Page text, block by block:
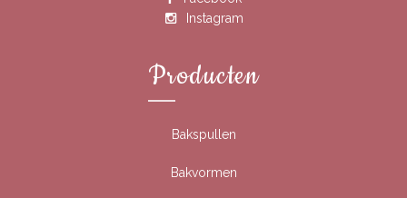
Instagram
Producten
Bakspullen
Bakvormen